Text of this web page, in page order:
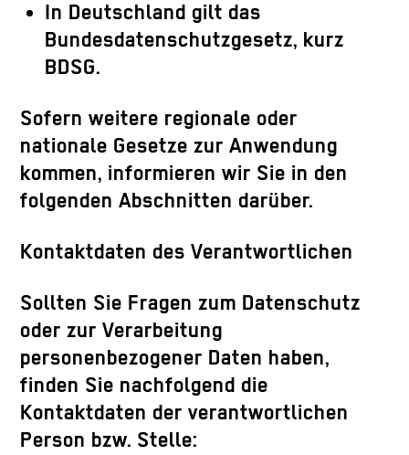
In Deutschland gilt das
Bundesdatenschutzgesetz, kurz
BDSG.
Sofern weitere regionale oder
nationale Gesetze zur Anwendung
kommen, informieren wir Sie in den
folgenden Abschnitten darüber.
Kontaktdaten des Verantwortlichen
Sollten Sie Fragen zum Datenschutz
oder zur Verarbeitung
personenbezogener Daten haben,
finden Sie nachfolgend die
Kontaktdaten der verantwortlichen
Person bzw. Stelle: